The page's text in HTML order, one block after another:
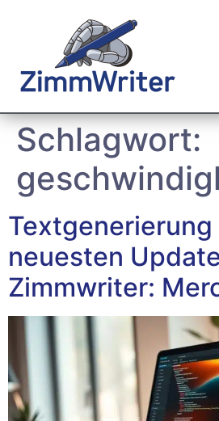
Schlagwort:
Textgenerierung
neuesten
Zimmwriter: